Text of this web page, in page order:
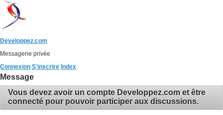
Developpez.com
Messagerie privée
Connexion S'inscrire Index
Message
Vous devez avoir un compte Developpez.com et être
connecté pour pouvoir participer aux discussions.